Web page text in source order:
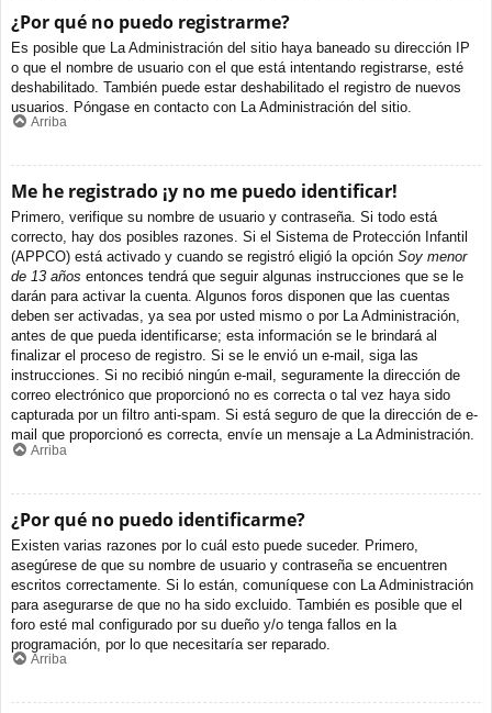
¿Por qué no puedo registrarme?
Es posible que La Administración del sitio haya baneado su dirección IP
o que el nombre de usuario con el que está intentando registrarse, esté
deshabilitado. También puede estar deshabilitado el registro de nuevos
usuarios. Póngase en contacto con La Administración del sitio.
Arriba
Me he registrado ¡y no me puedo identificar!
Primero, verifique su nombre de usuario y contraseña. Si todo está
correcto, hay dos posibles razones. Si el Sistema de Protección Infantil
(APPCO) está activado y cuando se registró eligió la opción Soy menor
de 13 años entonces tendrá que seguir algunas instrucciones que se le
darán para activar la cuenta. Algunos foros disponen que las cuentas
deben ser activadas, ya sea por usted mismo o por La Administración,
antes de que pueda identificarse; esta información se le brindará al
finalizar el proceso de registro. Si se le envió un e-mail, siga las
instrucciones. Si no recibió ningún e-mail, seguramente la dirección de
correo electrónico que proporcionó no es correcta o tal vez haya sido
capturada por un filtro anti-spam. Si está seguro de que la dirección de e-
mail que proporcionó es correcta, envíe un mensaje a La Administración.
Arriba
¿Por qué no puedo identificarme?
Existen varias razones por lo cuál esto puede suceder. Primero,
asegúrese de que su nombre de usuario y contraseña se encuentren
escritos correctamente. Si lo están, comuníquese con La Administración
para asegurarse de que no ha sido excluido. También es posible que el
foro esté mal configurado por su dueño y/o tenga fallos en la
programación, por lo que necesitaría ser reparado.
Arriba